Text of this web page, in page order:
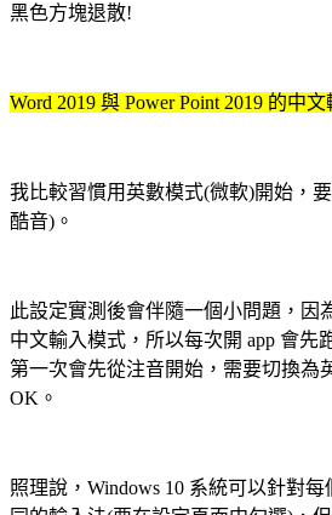
黑色方塊退散!
Word 2019 與 Power Point 2019 的中
我比較習慣用英數模式(微軟)開始，
酷音)。
此設定實測後會伴隨一個小問題，因
中文輸入模式，所以每次開 app 會先
第一次會先從注音開始，需要切換為
OK。
照理說，Windows 10 系統可以針對